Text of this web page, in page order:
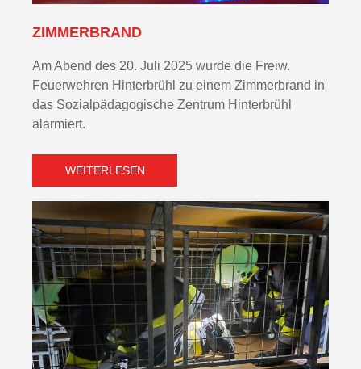
ZIMMERBRAND
Am Abend des 20. Juli 2025 wurde die Freiw.
Feuerwehren Hinterbrühl zu einem Zimmerbrand in
das Sozialpädagogische Zentrum Hinterbrühl
alarmiert.
WEITERLESEN